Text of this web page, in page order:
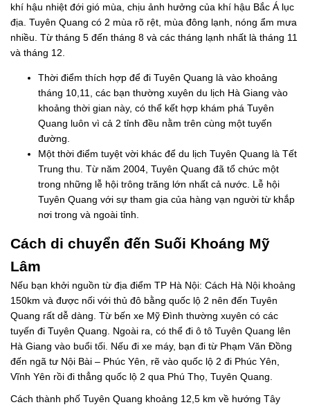
khí hậu nhiệt đới gió mùa, chịu ảnh hưởng của khí hậu Bắc Á lục
địa. Tuyên Quang có 2 mùa rõ rệt, mùa đông lạnh, nóng ẩm mưa
nhiều. Từ tháng 5 đến tháng 8 và các tháng lạnh nhất là tháng 11
và tháng 12.
Thời điểm thích hợp để đi Tuyên Quang là vào khoảng
tháng 10,11, các bạn thường xuyên du lịch Hà Giang vào
khoảng thời gian này, có thể kết hợp khám phá Tuyên
Quang luôn vì cả 2 tỉnh đều nằm trên cùng một tuyến
đường.
Một thời điểm tuyệt vời khác để du lịch Tuyên Quang là Tết
Trung thu. Từ năm 2004, Tuyên Quang đã tổ chức một
trong những lễ hội trông trăng lớn nhất cả nước. Lễ hội
Tuyên Quang với sự tham gia của hàng vạn người từ khắp
nơi trong và ngoài tỉnh.
Cách di chuyển đến Suối Khoáng Mỹ
Lâm
Nếu bạn khởi nguồn từ địa điểm TP Hà Nội: Cách Hà Nội khoảng
150km và được nối với thủ đô bằng quốc lộ 2 nên đến Tuyên
Quang rất dễ dàng. Từ bến xe Mỹ Đình thường xuyên có các
tuyến đi Tuyên Quang. Ngoài ra, có thể đi ô tô Tuyên Quang lên
Hà Giang vào buổi tối. Nếu đi xe máy, bạn đi từ Phạm Văn Đồng
đến ngã tư Nội Bài – Phúc Yên, rẽ vào quốc lộ 2 đi Phúc Yên,
Vĩnh Yên rồi đi thẳng quốc lộ 2 qua Phú Thọ, Tuyên Quang.
Cách thành phố Tuyên Quang khoảng 12,5 km về hướng Tây